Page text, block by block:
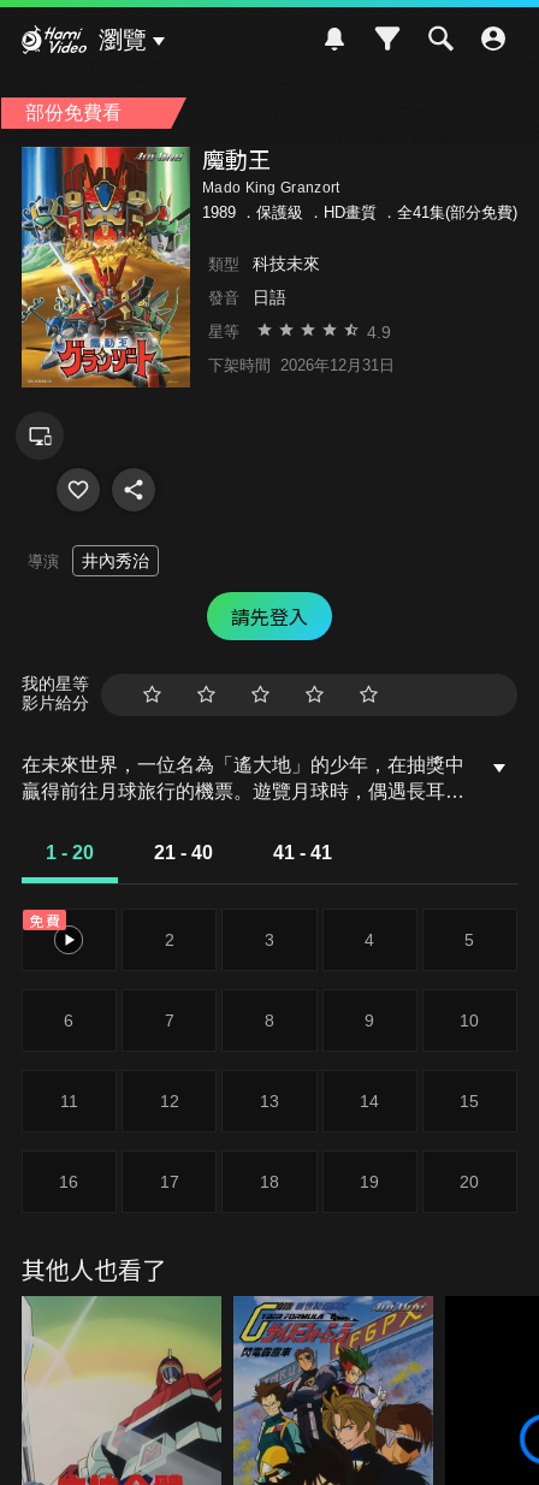
瀏覽
部份免費看
魔動王
Mado King Granzort
1989 ． 保護級 ．HD畫質 ．全41集(部分免費)
類型 科技未來
發音 日語
星等 4.9
下架時間 2026年12月31日
導演 井內秀治
請先登入
我的星等
影片給分
在未來世界，一位名為「遙大地」的少年，在抽獎中
贏得前往月球旅行的機票。遊覽月球時，偶遇長耳族
是傳說中挑選駕駛「Granzort」的「大地與炎之魔動
士「加斯」，駕駛「Aquabeat」的水之魔動戰士
「拉比」。一同為了打倒邪動族拯救月底世界「拉比
1 - 20 21 - 40 41 - 41
免費
1 2 3 4 5
6 7 8 9 10
11 12 13 14 15
16 17 18 19 20
其他人也看了